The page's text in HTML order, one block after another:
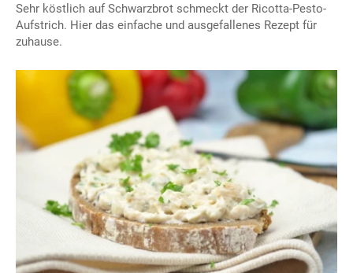
Sehr köstlich auf Schwarzbrot schmeckt der Ricotta-Pesto-
Aufstrich. Hier das einfache und ausgefallenes Rezept für
zuhause.